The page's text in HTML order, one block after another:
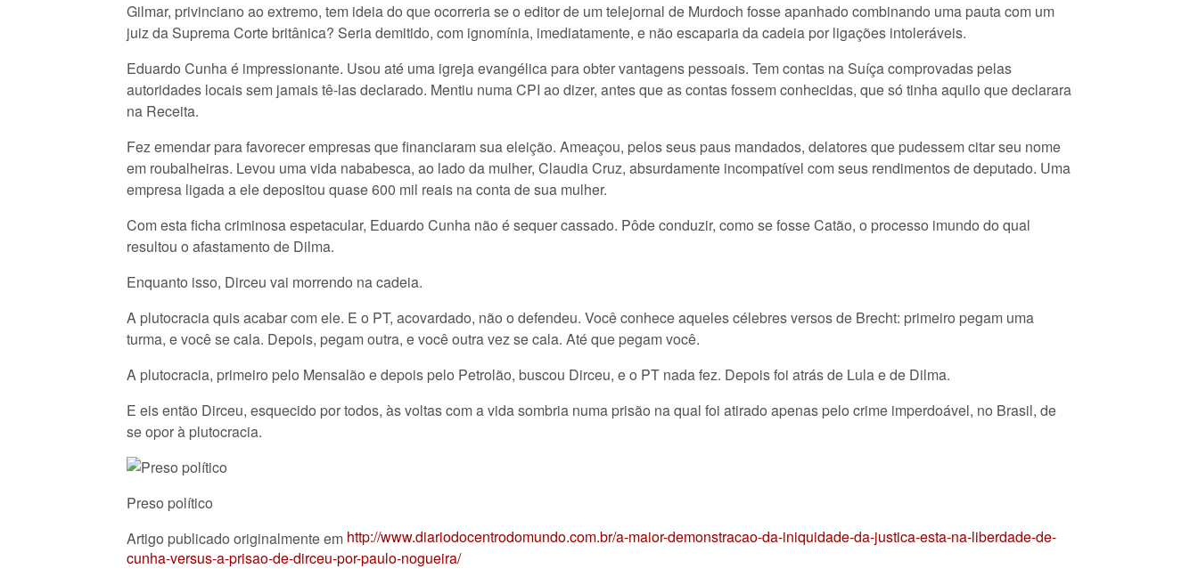
Gilmar, privinciano ao extremo, tem ideia do que ocorreria se o editor de um telejornal de Murdoch fosse apanhado combinando uma pauta com um
juiz da Suprema Corte britânica? Seria demitido, com ignomínia, imediatamente, e não escaparia da cadeia por ligações intoleráveis.
Eduardo Cunha é impressionante. Usou até uma igreja evangélica para obter vantagens pessoais. Tem contas na Suíça comprovadas pelas
autoridades locais sem jamais tê-las declarado. Mentiu numa CPI ao dizer, antes que as contas fossem conhecidas, que só tinha aquilo que declarara
na Receita.
Fez emendar para favorecer empresas que financiaram sua eleição. Ameaçou, pelos seus paus mandados, delatores que pudessem citar seu nome
em roubalheiras. Levou uma vida nababesca, ao lado da mulher, Claudia Cruz, absurdamente incompatível com seus rendimentos de deputado. Uma
empresa ligada a ele depositou quase 600 mil reais na conta de sua mulher.
Com esta ficha criminosa espetacular, Eduardo Cunha não é sequer cassado. Pôde conduzir, como se fosse Catão, o processo imundo do qual
resultou o afastamento de Dilma.
Enquanto isso, Dirceu vai morrendo na cadeia.
A plutocracia quis acabar com ele. E o PT, acovardado, não o defendeu. Você conhece aqueles célebres versos de Brecht: primeiro pegam uma
turma, e você se cala. Depois, pegam outra, e você outra vez se cala. Até que pegam você.
A plutocracia, primeiro pelo Mensalão e depois pelo Petrolão, buscou Dirceu, e o PT nada fez. Depois foi atrás de Lula e de Dilma.
E eis então Dirceu, esquecido por todos, às voltas com a vida sombria numa prisão na qual foi atirado apenas pelo crime imperdoável, no Brasil, de
se opor à plutocracia.
Preso político
Artigo publicado originalmente em http://www.diariodocentrodomundo.com.br/a-maior-demonstracao-da-iniquidade-da-justica-esta-na-liberdade-de-
cunha-versus-a-prisao-de-dirceu-por-paulo-nogueira/